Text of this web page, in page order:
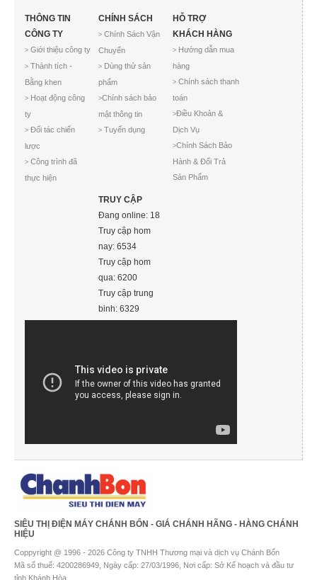
THÔNG TIN
CÔNG TY
> Giới thiệu công ty
> Thành tích -
Bằng khen
> Hoạt động công
ty
> Đối tác chiến
lược
> Công trình đã
thực hiện
CHÍNH SÁCH
> Chính Sách Vận
Chuyển
> Dùng thử sản
phẩm
>Chính sách bảo
mật thông tin
> Tuyển dụng
HỖ TRỢ
KHÁCH HÀNG
>Hướng dẫn mua
hàng
>Chính sách thanh
toán
>Điều Khoản &
Dịch Vụ
>Chính Sách Bảo
Hành & Đổi Trả
Sản Phẩm
TRUY CẬP
Đang online: 18
Truy cập hom
nay: 6534
Truy cập hom
qua: 6200
Truy cập trung
binh: 6329
SIÊU THỊ ĐIỆN MÁY CHÁNH BỔN - GIÁ CHÁNH HÃNG - HÀNG CHÁNH
HIỆU
Coppyright @ 1996 - 2026 Công ty TNHH Thương mại và dịch vụ Chánh Bổn
Mã số thuế: 4200286949, Ngày cấp: 27/03/1996, Nơi cấp: Sở Kế hoạch và đầu tư
tỉnh Khánh Hòa